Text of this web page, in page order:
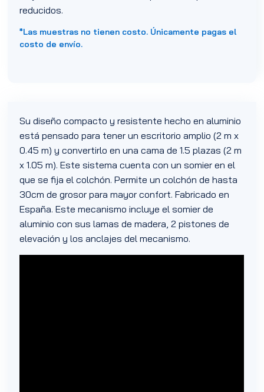
reducidos.
*Las muestras no tienen costo. Únicamente pagas el
costo de envío.
Su diseño compacto y resistente hecho en aluminio
está pensado para tener un escritorio amplio (2 m x
0.45 m) y convertirlo en una cama de 1.5 plazas (2 m
x 1.05 m). Este sistema cuenta con un somier en el
que se fija el colchón. Permite un colchón de hasta
30cm de grosor para mayor confort. Fabricado en
España. Este mecanismo incluye el somier de
aluminio con sus lamas de madera, 2 pistones de
elevación y los anclajes del mecanismo.